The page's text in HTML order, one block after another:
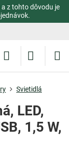
z tohto dôvodu je
Svietidlá
LED,
1,5 W,